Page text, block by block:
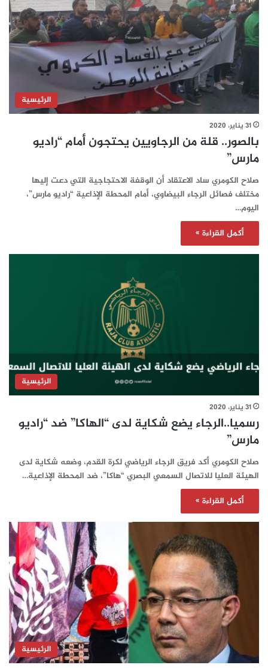
الرئيسية
31 يناير، 2020
بالصور.. قلة من الرجاويين يحتجون أمام “راديو
مارس”
صلاح الكومري ساد الاعتقاد أن الوقفة الاحتجاجية التي دعت إليها
مختلف فصائل الرجاء البيضاوي، أمام المحطة الإذاعية “راديو مارس”،
اليوم…
أكمل القراءة »
الرئيسية
31 يناير، 2020
رسميا..الرجاء يضع شكاية لدى “الهاكا” ضد “راديو
مارس”
صلاح الكومري أكد فريق الرجاء الرياضي لكرة القدم، وضعه شكاية لدى
الهيئة العليا للاتصال السمعي البصري “هاكا”، ضد المحطة الإذاعية…
أكمل القراءة »
الرئيسية